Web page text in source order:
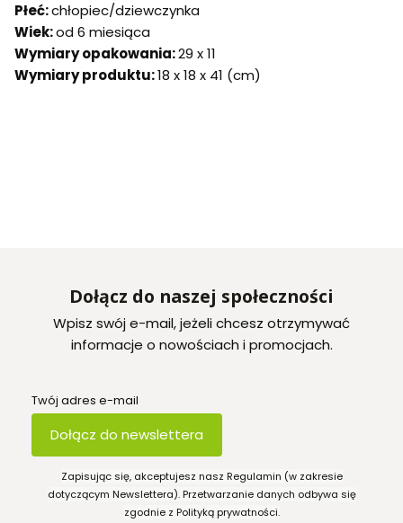
Płeć:chłopiec/dziewczynka
Wiek:od 6 miesiąca
Wymiary opakowania:29 x 11
Wymiary produktu:18 x 18 x 41 (cm)
Dołącz do naszej społeczności
Wpisz swój e-mail, jeżeli chcesz otrzymywać
informacje o nowościach i promocjach.
Twój adres e-mail
Dołącz do newslettera
Zapisując się, akceptujesz nasz Regulamin (w zakresie
dotyczącym Newslettera). Przetwarzanie danych odbywa się
zgodnie z Polityką prywatności.